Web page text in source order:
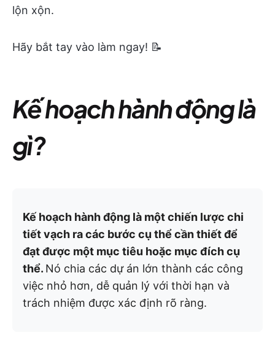
lộn xộn.
Hãy bắt tay vào làm ngay! 📝
Kế hoạch hành động là
gì?
Kế hoạch hành động là một chiến lược chi
tiết vạch ra các bước cụ thể cần thiết để
đạt được một mục tiêu hoặc mục đích cụ
thể. Nó chia các dự án lớn thành các công
việc nhỏ hơn, dễ quản lý với thời hạn và
trách nhiệm được xác định rõ ràng.